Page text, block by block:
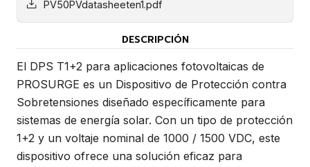
PV50PVdatasheeten1.pdf
DESCRIPCIÓN
El DPS T1+2 para aplicaciones fotovoltaicas de
PROSURGE es un Dispositivo de Protección contra
Sobretensiones diseñado específicamente para
sistemas de energía solar. Con un tipo de protección
1+2 y un voltaje nominal de 1000 / 1500 VDC, este
dispositivo ofrece una solución eficaz para